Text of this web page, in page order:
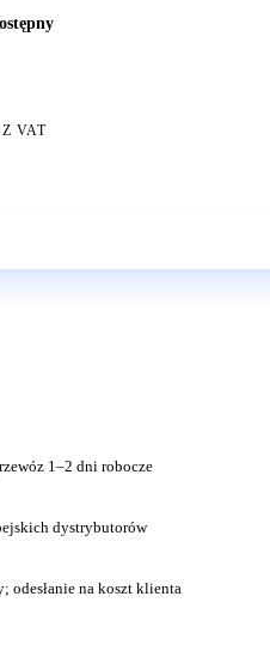
VAT
1–2 dni robocze
dystrybutorów
odesłanie na koszt klienta